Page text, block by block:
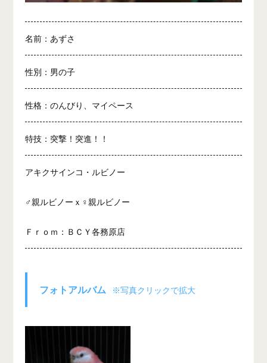
名前：あずさ
性別：男の子
性格：のんびり、マイペース
特技：突撃！突進！！
アキクサインコ・ルビノー
♂親ルビノーｘ♀親ルビノー
Ｆｒｏｍ：ＢＣＹ各務原店
フォトアルバム ※写真クリックで拡大